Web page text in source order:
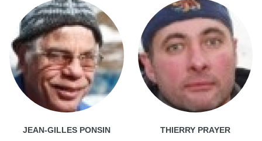
JEAN-GILLES PONSIN THIERRY PRAYER